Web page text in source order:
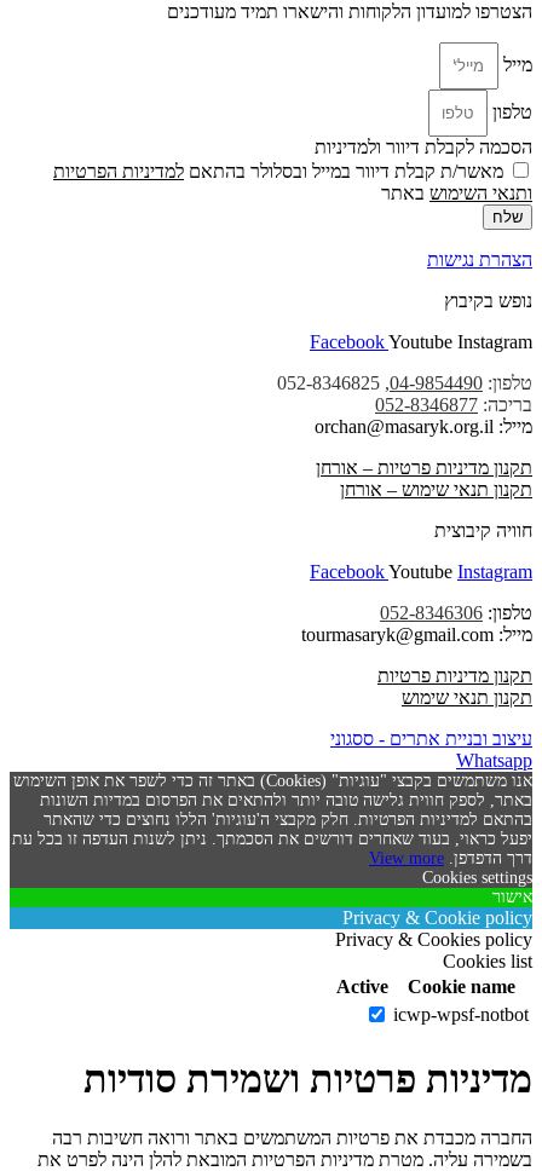
הצטרפו למועדון הלקוחות והישארו תמיד מעודכנים
מייל
טלפון
הסכמה לקבלת דיוור ולמדיניות
מאשר/ת קבלת דיוור במייל ובסלולר בהתאם למדיניות הפרטיות
ותנאי השימוש באתר
שלח
הצהרת נגישות
נופש בקיבוץ
FacebookYoutube Instagram
טלפון: 04-9854490
, 052-8346825
בריכה: 052-8346877
מייל: orchan@masaryk.org.il
תקנון מדיניות פרטיות – אורחן
תקנון תנאי שימוש – אורחן
חוויה קיבוצית
FacebookYoutube Instagram
טלפון: 052-8346306
מייל: tourmasaryk@gmail.com
תקנון מדיניות פרטיות
תקנון תנאי שימוש
עיצוב ובניית אתרים - ססגוני
Whatsapp
אנו משתמשים בקבצי "עוגיות" (Cookies) באתר זה כדי לשפר את אופן השימוש
באתר, לספק חווית גלישה טובה יותר ולהתאים את הפרסום במדיות השונות
בהתאם למדיניות הפרטיות. חלק מקבצי ה'עוגיות' הללו נחוצים כדי שהאתר
יפעל כראוי, בעוד שאחרים דורשים את הסכמתך. ניתן לשנות העדפה זו בכל עת
דרך הדפדפן. View more
Cookies settings
אישור
Privacy & Cookie policy
Privacy & Cookies policy
Cookies list
Cookie name
Active
icwp-wpsf-notbot
מדיניות פרטיות ושמירת סודיות
החברה מכבדת את פרטיות המשתמשים באתר ורואה חשיבות רבה
בשמירה עליה. מטרת מדיניות הפרטיות המובאת להלן הינה לפרט את